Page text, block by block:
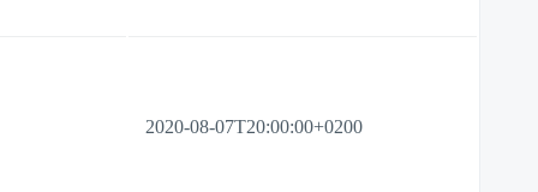
2020-08-07T20:00:00+0200